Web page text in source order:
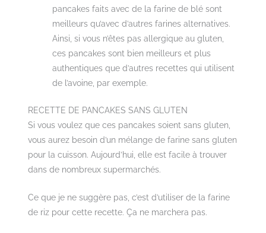
pancakes faits avec de la farine de blé sont
meilleurs qu’avec d’autres farines alternatives.
Ainsi, si vous n’êtes pas allergique au gluten,
ces pancakes sont bien meilleurs et plus
authentiques que d’autres recettes qui utilisent
de l’avoine, par exemple.
RECETTE DE PANCAKES SANS GLUTEN
Si vous voulez que ces pancakes soient sans gluten,
vous aurez besoin d’un mélange de farine sans gluten
pour la cuisson. Aujourd’hui, elle est facile à trouver
dans de nombreux supermarchés.
Ce que je ne suggère pas, c’est d’utiliser de la farine
de riz pour cette recette. Ça ne marchera pas.